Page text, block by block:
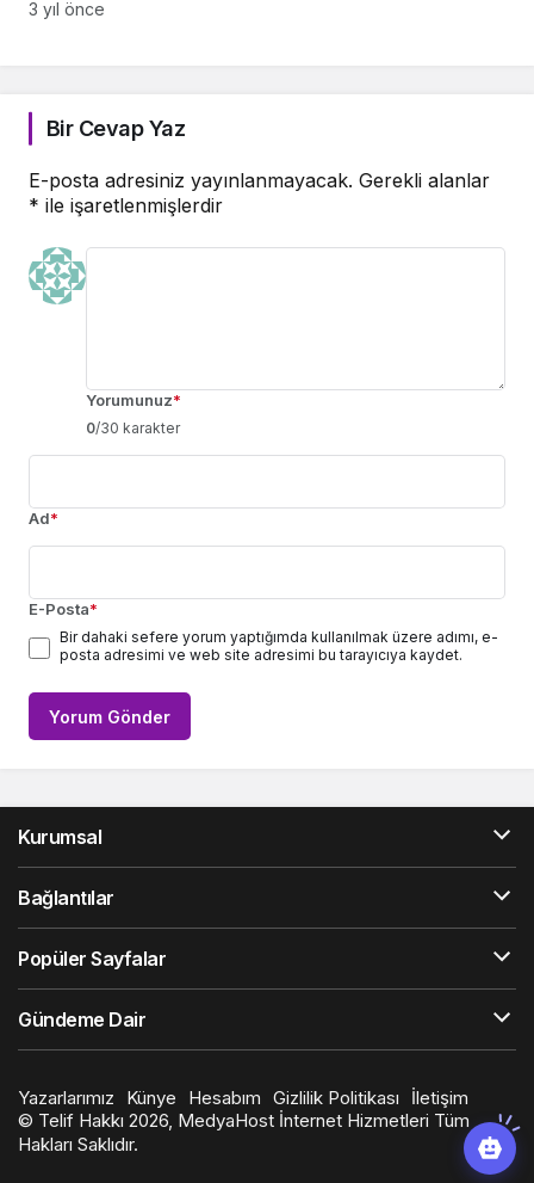
yaşattı
3 yıl önce
Bir Cevap Yaz
E-posta adresiniz yayınlanmayacak. Gerekli alanlar
* ile işaretlenmişlerdir
Yorumunuz*
0/30 karakter
Ad*
E-Posta*
Bir dahaki sefere yorum yaptığımda kullanılmak üzere adımı, e-
posta adresimi ve web site adresimi bu tarayıcıya kaydet.
Yorum Gönder
Kurumsal
Bağlantılar
Popüler Sayfalar
Gündeme Dair
Yazarlarımız Künye Hesabım Gizlilik Politikası
İletişim
© Telif Hakkı 2026, MedyaHost İnternet Hizmetleri Tüm
Hakları Saklıdır.